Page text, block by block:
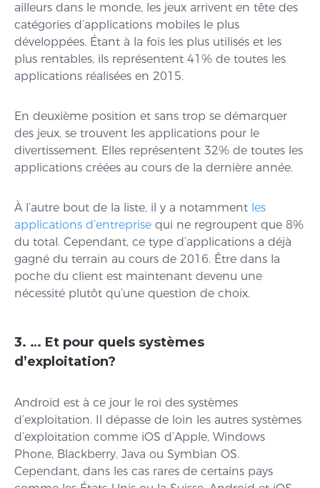
ailleurs dans le monde, les jeux arrivent en tête des
catégories d’applications mobiles le plus
développées. Étant à la fois les plus utilisés et les
plus rentables, ils représentent 41% de toutes les
applications réalisées en 2015.
En deuxième position et sans trop se démarquer
des jeux, se trouvent les applications pour le
divertissement. Elles représentent 32% de toutes les
applications créées au cours de la dernière année.
À l’autre bout de la liste, il y a notamment les
applications d’entreprise qui ne regroupent que 8%
du total. Cependant, ce type d’applications a déjà
gagné du terrain au cours de 2016. Être dans la
poche du client est maintenant devenu une
nécessité plutôt qu’une question de choix.
3. … Et pour quels systèmes
d’exploitation?
Android est à ce jour le roi des systèmes
d’exploitation. Il dépasse de loin les autres systèmes
d’exploitation comme iOS d’Apple, Windows
Phone, Blackberry, Java ou Symbian OS.
Cependant, dans les cas rares de certains pays